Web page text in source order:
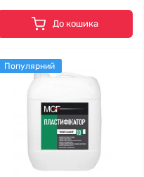
До кошика
Популярний